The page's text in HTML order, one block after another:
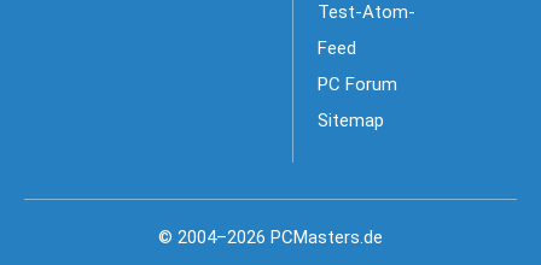
Test-Atom-
Feed
PC Forum
Sitemap
© 2004–2026 PCMasters.de